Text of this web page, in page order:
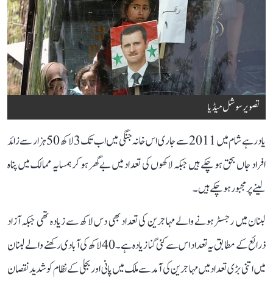
تصویر سوشل میڈیا
یاد رہے شام میں 2011 سے جاری اس خانہ جنگی میں اب تک 3 لاکھ 50 ہزار سے زائد
افراد جاں بحق ہو چکے ہیں جبکہ لاکھوں کی تعداد میں بےگھر ہو کر ہمسایہ ممالک میں پناہ
لینے پر مجبور ہو چکے ہیں۔
لبنان میں رجسٹرہونے والے مہاجرین کی تعداد بھی دس لاکھ سے زیادہ تھی جبکہ آزاد
ذرائع کے مطابق یہ تعداد اس سےکئی گنا زیادہ ہے۔40 لاکھ کی آبادی رکھنے والے لبنان
میں اتنی بڑی تعداد میں مہاجرین کی آمد سے ملک میں پانی اور بجلی کے نظام کو شدید نقصان